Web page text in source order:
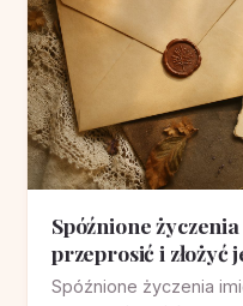
Spóźnione
przeprosić i złożyć
Spóźnione życzenia